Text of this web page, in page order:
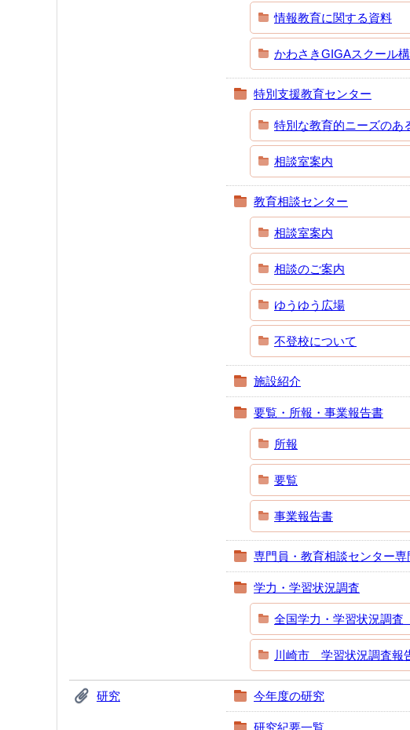
情報教育に関する資料
かわさきGIGAスクール
特別支援教育センター
特別な教育的ニーズのあ
相談室案内
教育相談センター
相談室案内
相談のご案内
ゆうゆう広場
不登校について
施設紹介
要覧・所報・事業報告書
所報
要覧
事業報告書
専門員・教育相談センター専
学力・学習状況調査
全国学力・学習状況調
川崎市 学習状況調査報
研究 今年度の研究
研究紀要一覧